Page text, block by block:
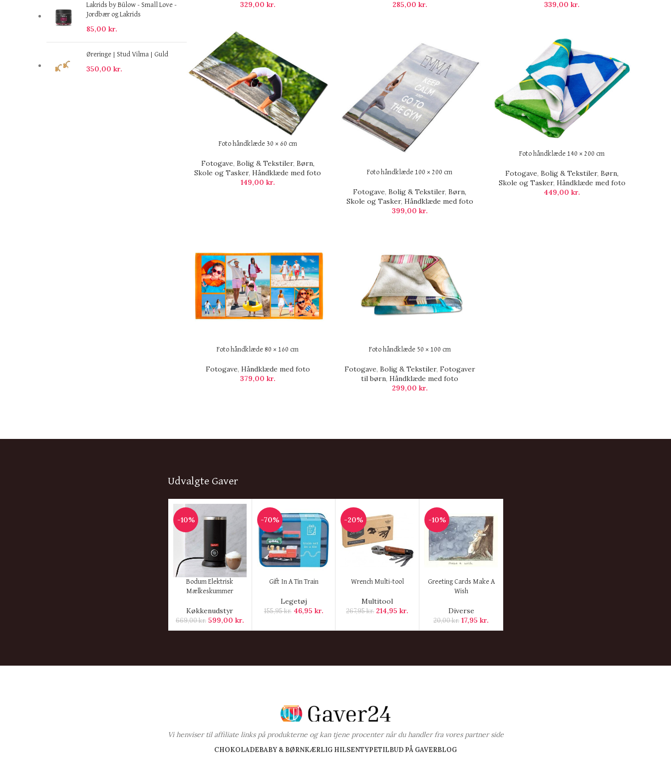
Lakrids by Bülow - Small Love -
Jordbær og Lakrids
85,00 kr.
Øreringe | Stud Vilma | Guld
350,00 kr.
329,00 kr.
285,00 kr.
339,00kr.
Foto håndklæde 30 × 60 cm
Fotogave, Bolig & Tekstiler, Børn,
Skole og Tasker,Håndklæde med foto
149,00 kr.
Foto håndklæde 100 × 200 cm
Fotogave,Bolig & Tekstiler,Børn,
Skole og Tasker, Håndklæde med foto
399,00 kr.
Foto håndklæde 140 × 200 cm
Fotogave,Bolig & Tekstiler,Børn,
Skole og Tasker, Håndklæde med foto
449,00kr.
Foto håndklæde 80 × 160 cm
Fotogave, Håndklæde med foto
379,00 kr.
Foto håndklæde 50 × 100 cm
Fotogave, Bolig & Tekstiler, Fotogaver
til børn,Håndklæde med foto
299,00 kr.
Udvalgte Gaver
-10%
KØB HER
Bodum Elektrisk
Mælkeskummer
Køkkenudstyr
669,00kr. 599,00 kr.
-70%
KØB HER
Gift In A Tin Train
Legetøj
155,95kr. 46,95 kr.
-20%
KØB HER
Wrench Multi-tool
Multitool
267,95kr. 214,95kr.
-10%
KØB HER
Greeting Cards Make A
Wish
Diverse
20,00kr. 17,95kr.
Vi henviser til affiliate links på produkterne og kan tjene procenter når du handler fra vores partner side
CHOKOLADEBABY & BØRNKÆRLIG HILSENTYPETILBUD PÅ GAVERBLOG